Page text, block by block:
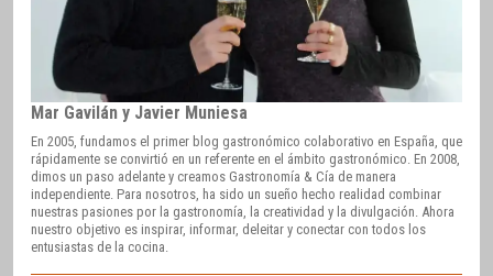
Mar Gavilán y Javier Muniesa
En 2005, fundamos el primer blog gastronómico colaborativo en España, que
rápidamente se convirtió en un referente en el ámbito gastronómico. En 2008,
dimos un paso adelante y creamos Gastronomía & Cía de manera
independiente. Para nosotros, ha sido un sueño hecho realidad combinar
nuestras pasiones por la gastronomía, la creatividad y la divulgación. Ahora
nuestro objetivo es inspirar, informar, deleitar y conectar con todos los
entusiastas de la cocina.